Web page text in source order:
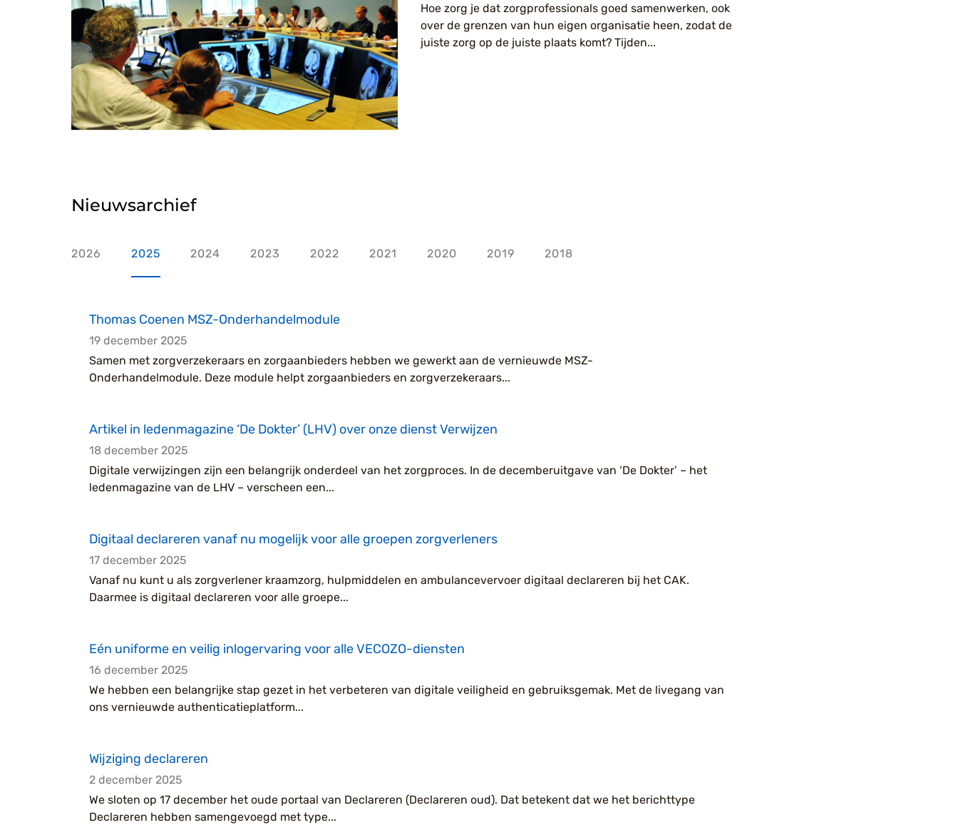
Hoe zorg je dat zorgprofessionals goed samenwerken, ook
over de grenzen van hun eigen organisatie heen, zodat de
juiste zorg op de juiste plaats komt? Tijden...
Nieuwsarchief
2026 2025 2024 2023 2022 2021 2020 2019 2018
Thomas Coenen MSZ-Onderhandelmodule
19 december 2025
Samen met zorgverzekeraars en zorgaanbieders hebben we gewerkt aan de vernieuwde MSZ-
Onderhandelmodule. Deze module helpt zorgaanbieders en zorgverzekeraars...
Artikel in ledenmagazine ‘De Dokter’ (LHV) over onze dienst Verwijzen
18 december 2025
Digitale verwijzingen zijn een belangrijk onderdeel van het zorgproces. In de decemberuitgave van ‘De Dokter’ – het
ledenmagazine van de LHV – verscheen een...
Digitaal declareren vanaf nu mogelijk voor alle groepen zorgverleners
17 december 2025
Vanaf nu kunt u als zorgverlener kraamzorg, hulpmiddelen en ambulancevervoer digitaal declareren bij het CAK.
Daarmee is digitaal declareren voor alle groepe...
Eén uniforme en veilig inlogervaring voor alle VECOZO-diensten
16 december 2025
We hebben een belangrijke stap gezet in het verbeteren van digitale veiligheid en gebruiksgemak. Met de livegang van
ons vernieuwde authenticatieplatform...
Wijziging declareren
2 december 2025
We sloten op 17 december het oude portaal van Declareren (Declareren oud). Dat betekent dat we het berichttype
Declareren hebben samengevoegd met type...